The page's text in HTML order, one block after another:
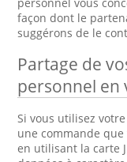
façon dont le
suggérons de le
Partage de
personnel en
Si vous utilisez
une commande que
en utilisant la carte